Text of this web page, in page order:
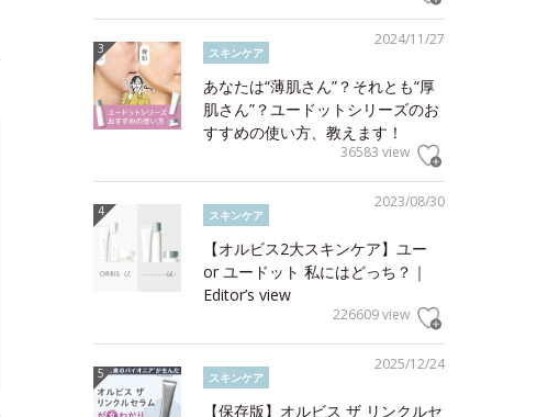
2024/11/27
スキンケア
あなたは“薄肌さん”？それとも“厚
肌さん”？ユードットシリーズのお
すすめの使い方、教えます！
36583 view
2023/08/30
スキンケア
【オルビス2大スキンケア】ユー
or ユードット 私にはどっち？｜
Editor’s view
226609 view
2025/12/24
スキンケア
【保存版】オルビス ザ リンクルセ